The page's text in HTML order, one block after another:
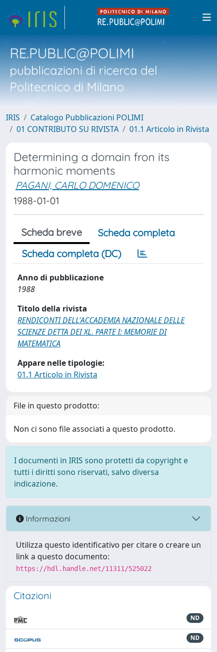
RE.PUBLIC@POLIMI
pubblicazioni di ricerca del
Politecnico di Milano
IRIS
Catalogo Pubblicazioni POLIMI
01 CONTRIBUTO SU RIVISTA
01.1 Articolo in Rivista
Determining a domain fron its
harmonic moments
PAGANI, CARLO DOMENICO
1988-01-01
Scheda breve
Scheda completa
Scheda completa (DC)
Anno di pubblicazione
1988
Titolo della rivista
RENDICONTI DELL'ACCADEMIA NAZIONALE DELLE
SCIENZE DETTA DEI XL. PARTE I: MEMORIE DI
MATEMATICA
Appare nelle tipologie:
01.1 Articolo in Rivista
File in questo prodotto:
Non ci sono file associati a questo prodotto.
I documenti in IRIS sono protetti da copyright e
tutti i diritti sono riservati, salvo diversa
indicazione.
Informazioni
Utilizza questo identificativo per citare o creare un
link a questo documento:
https://hdl.handle.net/11311/525022
Citazioni
ND
ND